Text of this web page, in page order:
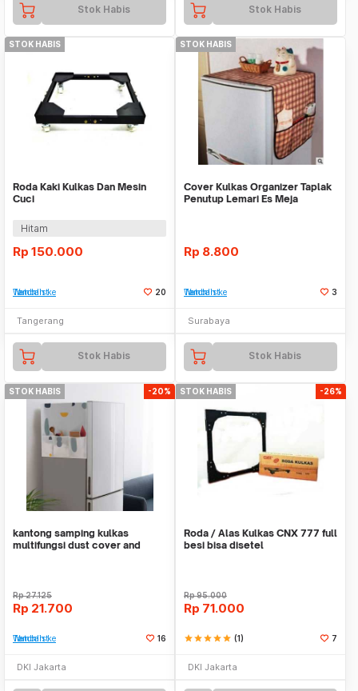
Stok Habis Stok Habis
STOK HABIS
Roda Kaki Kulkas Dan Mesin
Cuci
Hitam
Rp 150.000
Tambah ke Watchlist 20
Tangerang
Stok Habis
STOK HABIS
Cover Kulkas Organizer Taplak
Penutup Lemari Es Meja
Rp 8.800
Tambah ke Watchlist 3
Surabaya
Stok Habis
STOK HABIS -20%
kantong samping kulkas
multifungsi dust cover and
Rp27.125
Rp 21.700
Tambah ke Watchlist 16
DKI Jakarta
STOK HABIS -26%
Roda / Alas Kulkas CNX 777 full
besi bisa disetel
Rp95.000
Rp 71.000
starstarstarstarstar (1) 7
DKI Jakarta